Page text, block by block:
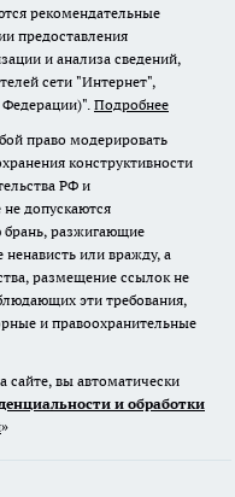
рекомендательные
предоставления
и анализа сведений,
сети "Интернет",
Подробнее
право модерировать
конструктивности
РФ и
допускаются
разжигающие
или вражду, а
размещение ссылок не
эти требования,
и правоохранительные
сайте, вы автоматически
и обработки
»